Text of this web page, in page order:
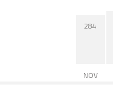
284
NOV